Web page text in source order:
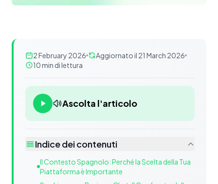
2 February 2026
Aggiornato il 21 March 2026
10 min di lettura
Ascolta l'articolo
Indice dei contenuti
Il Contesto Spagnolo: Perché la Scelta della Tua
Piattaforma è Importante